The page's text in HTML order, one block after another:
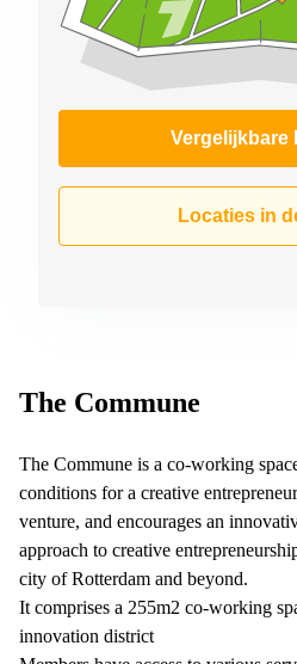
Bedrijfsruimte
Huren in
Nijmegen
Vergelijkbare
Locaties in
The Commune
The Commune is a co-working
conditions for a creative
venture, and encourages an
approach to creative
city of Rotterdam and beyond.
It comprises a 255m2 co-working
innovation district